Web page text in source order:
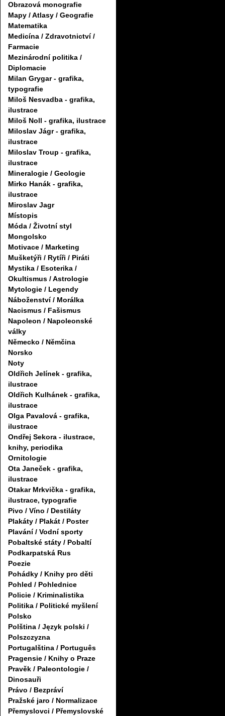
Obrazová monografie
Mapy / Atlasy / Geografie
Matematika
Medicína / Zdravotnictví /
Farmacie
Mezinárodní politika /
Diplomacie
Milan Grygar - grafika,
typografie
Miloš Nesvadba - grafika,
ilustrace
Miloš Noll - grafika, ilustrace
Miloslav Jágr - grafika,
ilustrace
Miloslav Troup - grafika,
ilustrace
Mineralogie / Geologie
Mirko Hanák - grafika,
ilustrace
Miroslav Jagr
Místopis
Móda / Životní styl
Mongolsko
Motivace / Marketing
Mušketýři / Rytíři / Piráti
Mystika / Esoterika /
Okultismus / Astrologie
Mytologie / Legendy
Náboženství / Morálka
Nacismus / Fašismus
Napoleon / Napoleonské
války
Německo / Němčina
Norsko
Noty
Oldřich Jelínek - grafika,
ilustrace
Oldřich Kulhánek - grafika,
ilustrace
Olga Pavalová - grafika,
ilustrace
Ondřej Sekora - ilustrace,
knihy, periodika
Ornitologie
Ota Janeček - grafika,
ilustrace
Otakar Mrkvička - grafika,
ilustrace, typografie
Pivo / Víno / Destiláty
Plakáty / Plakát / Poster
Plavání / Vodní sporty
Pobaltské státy / Pobaltí
Podkarpatská Rus
Poezie
Pohádky / Knihy pro děti
Pohled / Pohlednice
Policie / Kriminalistika
Politika / Politické myšlení
Polsko
Polština / Język polski /
Polszczyzna
Portugalština / Português
Pragensie / Knihy o Praze
Pravěk / Paleontologie /
Dinosauři
Právo / Bezpráví
Pražské jaro / Normalizace
Přemyslovci / Přemyslovské